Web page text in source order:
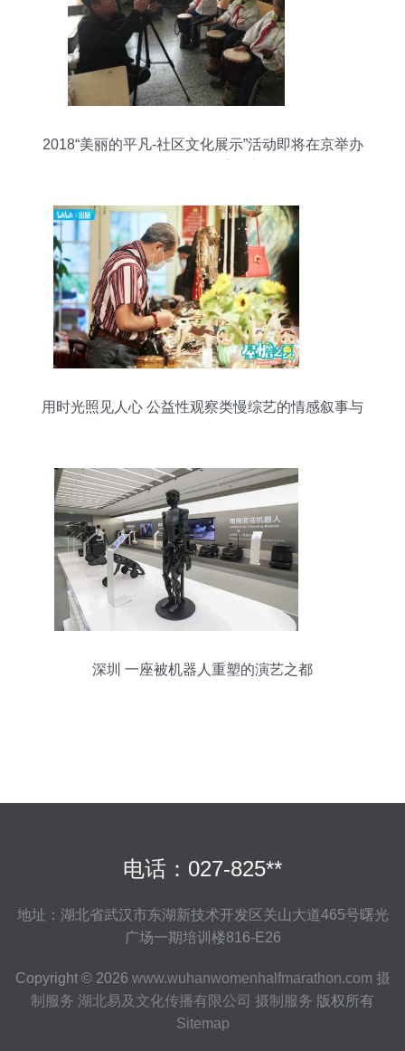
2018“美丽的平凡-社区文化展示”活动即将在京举办
用时光照见人心 公益性观察类慢综艺的情感叙事与
深圳 一座被机器人重塑的演艺之都
电话：027-825**
地址：湖北省武汉市东湖新技术开发区关山大道465号曙光
广场一期培训楼816-E26
Copyright © 2026 www.wuhanwomenhalfmarathon.com 摄
制服务 湖北易及文化传播有限公司 摄制服务 版权所有
Sitemap